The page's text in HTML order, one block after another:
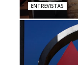
ENTREVISTAS